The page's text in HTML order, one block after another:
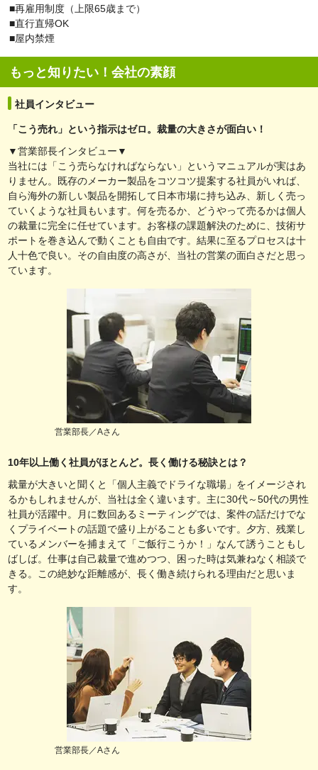
■再雇用制度（上限65歳まで）
■直行直帰OK
■屋内禁煙
もっと知りたい！会社の素顔
社員インタビュー
「こう売れ」という指示はゼロ。裁量の大きさが面白い！
▼営業部長インタビュー▼
当社には「こう売らなければならない」というマニュアルが実はあ
りません。既存のメーカー製品をコツコツ提案する社員がいれば、
自ら海外の新しい製品を開拓して日本市場に持ち込み、新しく売っ
ていくような社員もいます。何を売るか、どうやって売るかは個人
の裁量に完全に任せています。お客様の課題解決のために、技術サ
ポートを巻き込んで動くことも自由です。結果に至るプロセスは十
人十色で良い。その自由度の高さが、当社の営業の面白さだと思っ
ています。
営業部長／Aさん
10年以上働く社員がほとんど。長く働ける秘訣とは？
裁量が大きいと聞くと「個人主義でドライな職場」をイメージされ
るかもしれませんが、当社は全く違います。主に30代～50代の男性
社員が活躍中。月に数回あるミーティングでは、案件の話だけでな
くプライベートの話題で盛り上がることも多いです。夕方、残業し
ているメンバーを捕まえて「ご飯行こうか！」なんて誘うこともし
ばしば。仕事は自己裁量で進めつつ、困った時は気兼ねなく相談で
きる。この絶妙な距離感が、長く働き続けられる理由だと思いま
す。
営業部長／Aさん